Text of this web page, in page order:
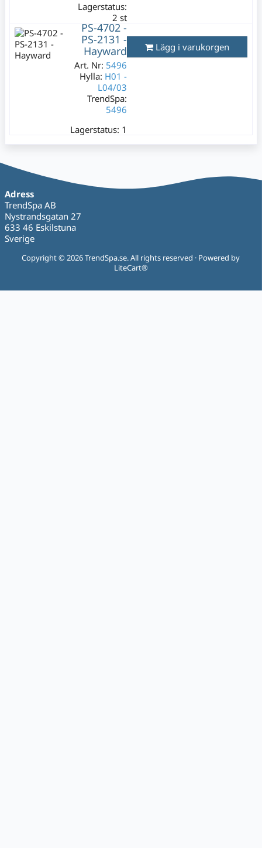
Lagerstatus:
2 st
235 kr
Varav moms:
47 kr
PS-4702 -
PS-2131 -
Hayward
Art. Nr: 5496
Hylla: H01 -
L04/03
TrendSpa:
5496
Lagerstatus: 1
Lägg i varukorgen
Adress
TrendSpa AB
Nystrandsgatan 27
633 46 Eskilstuna
Sverige
Copyright © 2026 TrendSpa.se. All rights reserved · Powered by
LiteCart®